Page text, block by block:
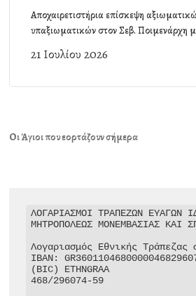
Αποχαιρετιστήρια επίσκεψη
υπαξιωματικών στον Σεβ. Ποιμενάρχη
21 Ιουλίου 2026
Οι Άγιοι που εορτάζουν σήμερα
ΛΟΓΑΡΙΑΣΜΟΙ ΤΡΑΠΕΖΩΝ ΕΥΑΓΩΝ
ΜΗΤΡΟΠΟΛΕΩΣ ΜΟΝΕΜΒΑΣΙΑΣ ΚΑΙ
Λογαριασμός Εθνικής
IBAN:
(BIC) ETHNGRAA
468/296074-59